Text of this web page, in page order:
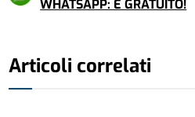
WHATSAPP: È GRATUITO!
Articoli correlati